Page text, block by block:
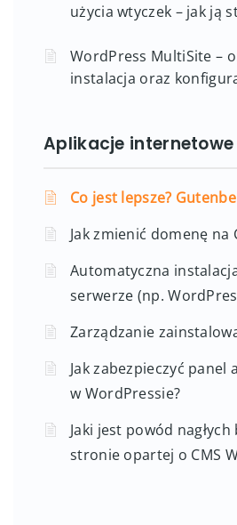
użycia wtyczek – jak ją
WordPress MultiSite –
instalacja oraz
Aplikacje
Co jest lepsze?
Jak zmienić domenę na
Automatyczna
serwerze (np.
Zarządzanie
Jak zabezpieczyć
w WordPressie?
Jaki jest powód nagłych
stronie opartej o CMS